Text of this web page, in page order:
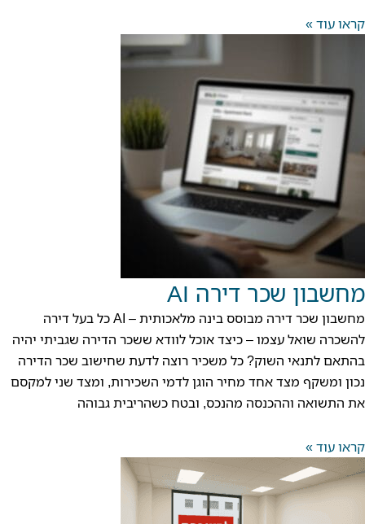
קראו עוד »
מחשבון שכר דירה AI
מחשבון שכר דירה מבוסס בינה מלאכותית – AI כל בעל דירה
להשכרה שואל עצמו – כיצד אוכל לוודא ששכר הדירה שגביתי יהיה
בהתאם לתנאי השוק? כל משכיר רוצה לדעת שחישוב שכר הדירה
נכון ומשקף מצד אחד מחיר הוגן לדמי השכירות, ומצד שני למקסם
את התשואה וההכנסה מהנכס, ובטח כשהריבית גבוהה
קראו עוד »